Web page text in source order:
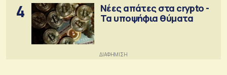
4
Νέες απάτες στα crypto -
Τα υποψήφια θύματα